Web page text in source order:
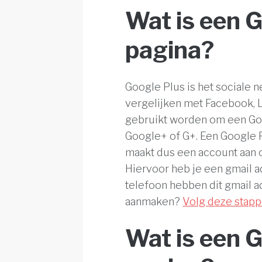
Wat is een
pagina?
Google Plus is het sociale
vergelijken met Facebook,
gebruikt worden om een
Google+ of G+. Een
maakt dus een account
Hiervoor heb je een gmail
telefoon hebben dit gmail
aanmaken? Volg deze
Wat is een